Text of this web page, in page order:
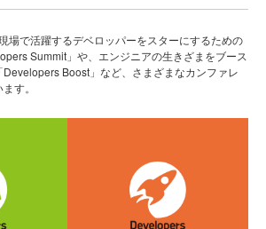
場で活躍するデベロッパーをスターにするための
Summit」や、エンジニアの生きざまをブース
Developers Boost」など、さまざまなカンファレ
す。